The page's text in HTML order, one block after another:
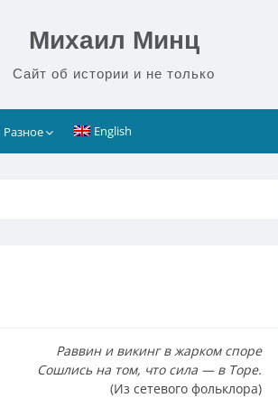
Михаил Минц
Сайт об истории и не только
Разное English
Раввин и викинг в жарком споре
Сошлись на том, что сила — в Торе.
(Из сетевого фольклора)